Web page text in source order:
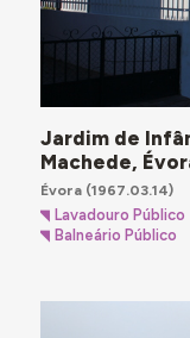
Jardim de
Machede,
Évora(1967.03.14)
Lavadouro Público
Balneário Público